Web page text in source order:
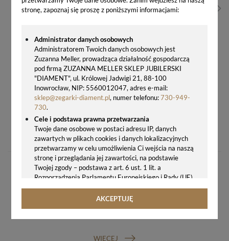
stronę, zapoznaj się proszę z poniższymi informacjami:
Administrator danych osobowych
Administratorem Twoich danych osobowych jest
Zuzanna Meller, prowadząca działalność gospodarczą
pod firmą ZUZANNA MELLER SKLEP JUBILERSKI
"DIAMENT", ul. Królowej Jadwigi 21, 88-100
Inowrocław, NIP: 5560012047, adres e-mail:
sklep@zegarki-diament.pl, numer telefonu:730-949-
730.
Cele i podstawa prawna przetwarzania
Twoje dane osobowe w postaci adresu IP, danych
zawartych w plikach cookies i danych lokalizacyjnych
przetwarzamy w celu umożliwienia Ci wejścia na naszą
stronę i przeglądania jej zawartości, na podstawie
Twojej zgody – podstawa z art. 6 ust. 1 lit. a
Rozporządzenia Parlamentu Europejskiego i Rady (UE)
2016/679 z 27.04.2016 r. w sprawie ochrony osób
fizycznych w związku z przetwarzaniem danych
AKCEPTUJĘ
129,00 zł
WIĘCEJ